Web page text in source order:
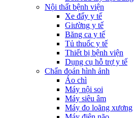
Nội thất bệnh viện
Xe đẩy y tế
Giường y tế
Băng ca y tế
Tủ thuốc y tế
Thiết bị bệnh viện
Dụng cụ hỗ trợ y tế
Chẩn đoán hình ảnh
Áo chì
Máy nội soi
Máy siêu âm
Máy đo loãng xương